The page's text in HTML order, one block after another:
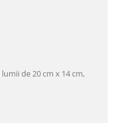
de 20 cm x 14 cm,